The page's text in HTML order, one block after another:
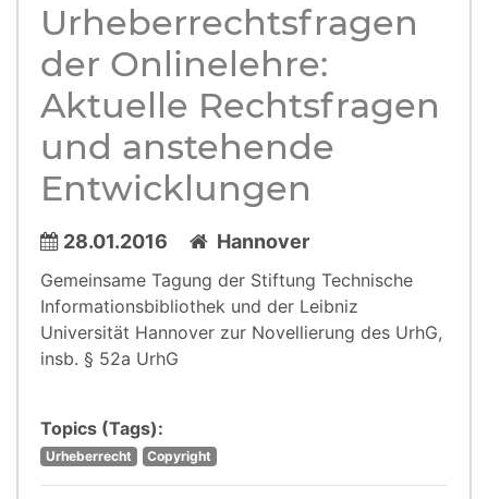
Urheberrechtsfragen
der Onlinelehre:
Aktuelle Rechtsfragen
und anstehende
Entwicklungen
28.01.2016 Hannover
Gemeinsame Tagung der Stiftung Technische
Informationsbibliothek und der Leibniz
Universität Hannover zur Novellierung des UrhG,
insb. § 52a UrhG
Topics (Tags):
Urheberrecht Copyright